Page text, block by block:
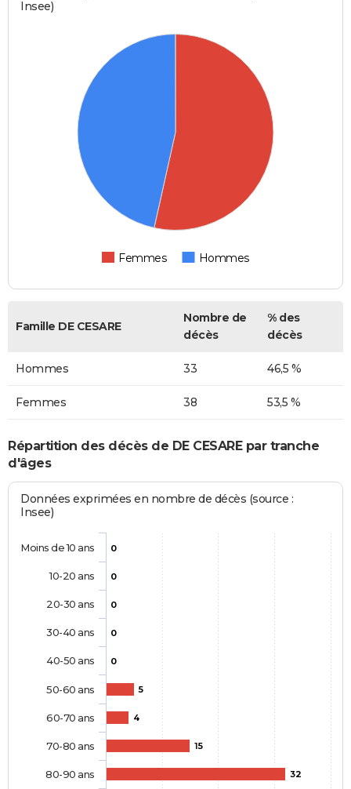
Insee)
Femmes Hommes
Famille DE CESARE
Nombre de
décès
% des
décès
Hommes 33 46,5 %
Femmes 38 53,5 %
Répartition des décès de DE CESARE par tranche
d'âges
Données exprimées en nombre de décès (source :
Insee)
0
0
0
0
0
5
4
15
32
Moins de 10 ans
10-20 ans
20-30 ans
30-40 ans
40-50 ans
50-60 ans
60-70 ans
70-80 ans
80-90 ans